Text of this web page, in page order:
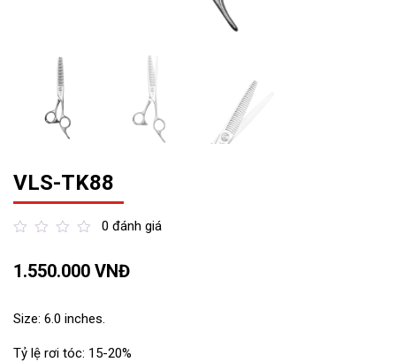
VLS-TK88
of
0 đánh giá
1.550.000 VNĐ
Size: 6.0 inches.
Tỷ lệ rơi tóc: 15-20%